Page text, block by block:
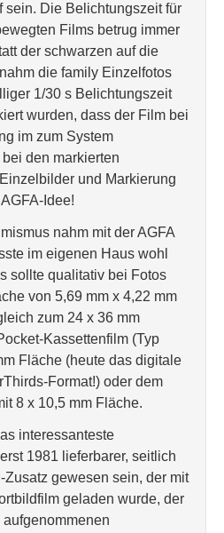
sein. Die Belichtungszeit für
Films betrug immer
der schwarzen auf die
die family Einzelfotos
1/30 s Belichtungszeit
wurden, dass der Film bei
im zum System
den markierten
und Markierung
Idee!
nahm mit der AGFA
im eigenen Haus wohl
sollte qualitativ bei Fotos
von 5,69 mm x 4,22 mm
zum 24 x 36 mm
Kassettenfilm (Typ
Fläche (heute das digitale
Format!) oder dem
8 x 10,5 mm Fläche.
interessanteste
1981 lieferbarer, seitlich
gewesen sein, der mit
geladen wurde, der